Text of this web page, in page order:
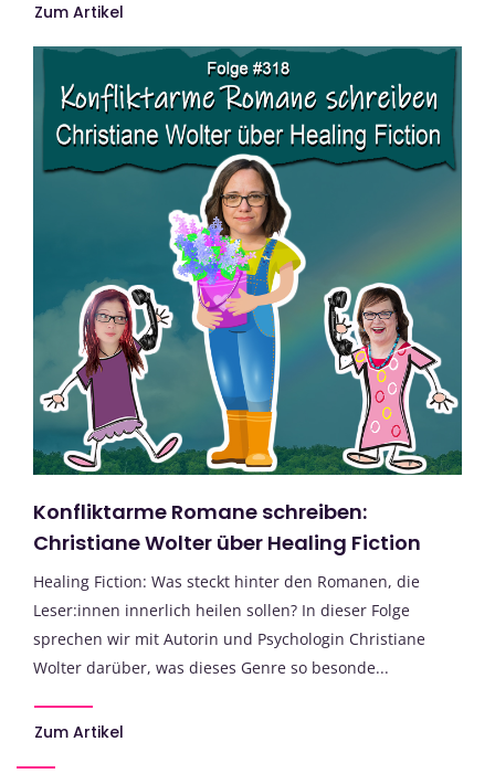
Zum Artikel
Konfliktarme Romane schreiben:
Christiane Wolter über Healing Fiction
Healing Fiction: Was steckt hinter den Romanen, die
Leser:innen innerlich heilen sollen? In dieser Folge
sprechen wir mit Autorin und Psychologin Christiane
Wolter darüber, was dieses Genre so besonde...
Zum Artikel